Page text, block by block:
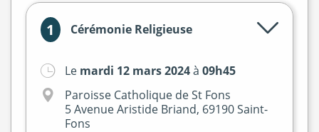
1 Cérémonie Religieuse
Le mardi 12 mars 2024à 09h45
Paroisse Catholique de St Fons
5 Avenue Aristide Briand, 69190 Saint-
Fons